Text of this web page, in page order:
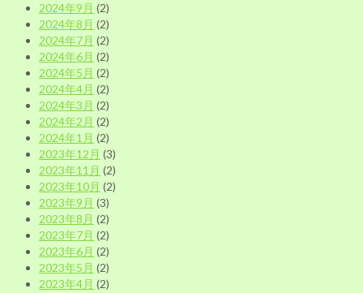
2024年9月 (2)
2024年8月 (2)
2024年7月 (2)
2024年6月 (2)
2024年5月 (2)
2024年4月 (2)
2024年3月 (2)
2024年2月 (2)
2024年1月 (2)
2023年12月 (3)
2023年11月 (2)
2023年10月 (2)
2023年9月 (3)
2023年8月 (2)
2023年7月 (2)
2023年6月 (2)
2023年5月 (2)
2023年4月 (2)